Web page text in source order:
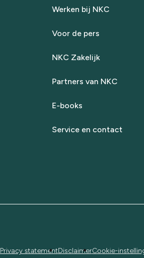
Werken bij NKC
Voor de pers
NKC Zakelijk
Partners van NKC
E-books
Service en contact
Privacy statementDisclaimerCookie-